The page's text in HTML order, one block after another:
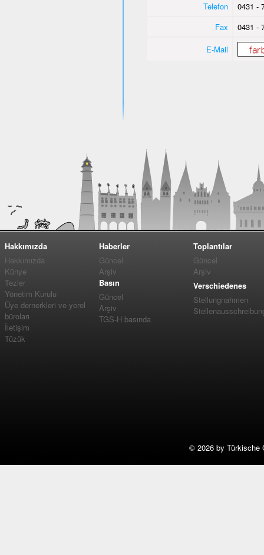
Telefon
0431 -
Fax
0431 -
E-Mail
Hakkımızda
Hakkımızda
Künye
Tezler
Yönetim Kurulu
Üye dernerkleri ve yerel
büroları
İletişim
Tüzük
Haberler
Güncel
Arşiv
Basın
Güncel
Arşiv
TGS-H basında
Toplantılar
Güncel
Arşiv
Verschiedenes
Stellungnahmen
© 2026 by Türkische